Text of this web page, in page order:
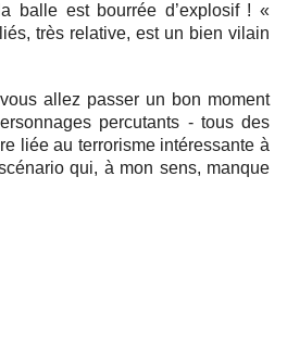
balle est bourrée d’explosif ! «
très relative, est un bien vilain
allez passer un bon moment
percutants - tous des
liée au terrorisme intéressante à
qui, à mon sens, manque